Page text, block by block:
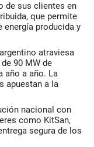
de sus clientes en
, que permite
energía producida y
atraviesa
90 MW de
año a año. La
apuestan a la
nacional con
como KitSan,
segura de los